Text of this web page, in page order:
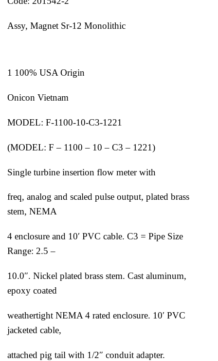
Assy, Magnet Sr-12 Monolithic
1 100% USA Origin
Onicon Vietnam
MODEL: F-1100-10-C3-1221
(MODEL: F – 1100 – 10 – C3 – 1221)
Single turbine insertion flow meter with
freq, analog and scaled pulse output, plated brass
stem, NEMA
4 enclosure and 10′ PVC cable. C3 = Pipe Size
Range: 2.5 –
10.0″. Nickel plated brass stem. Cast aluminum,
epoxy coated
weathertight NEMA 4 rated enclosure. 10′ PVC
jacketed cable,
attached pig tail with 1/2″ conduit adapter.